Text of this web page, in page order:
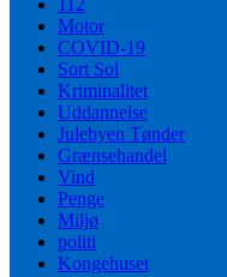
Motor
COVID-19
Sort Sol
Kriminalitet
Uddannelse
Julebyen Tønder
Grænsehandel
Vind
Penge
Miljø
politi
Kongehuset